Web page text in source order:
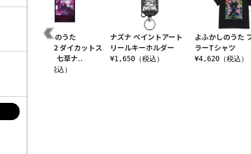
よふかしのうた
Season2 ダイカットス
テッカー 七草ナ..
¥660（税込）
ナズナ ペイントアート
リールキーホルダー
¥1,650（税込）
よふかしのうた
ラーTシャツ
¥4,620（税込）